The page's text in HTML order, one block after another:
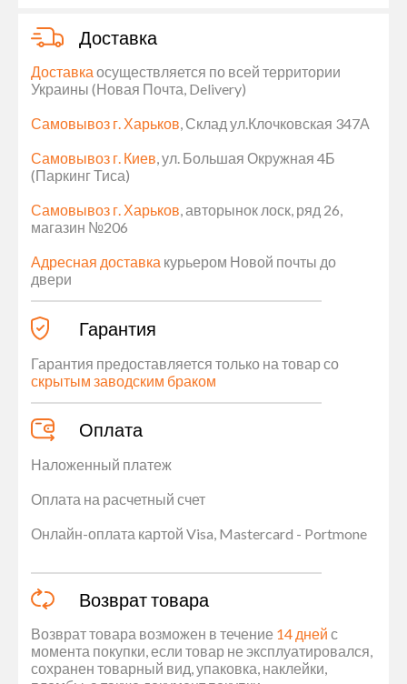
Доставка
Доставка осуществляется по всей территории
Украины (Новая Почта, Delivery)
Самовывоз г. Харьков, Склад ул.Клочковская 347А
Самовывоз г. Киев, ул. Большая Окружная 4Б
(Паркинг Тиса)
Самовывоз г. Харьков, авторынок лоск, ряд 26,
магазин №206
Адресная доставка курьером Новой почты до
двери
Гарантия
Гарантия предоставляется только на товар со
скрытым заводским браком
Оплата
Наложенный платеж
Оплата на расчетный счет
Онлайн-оплата картой Visa, Mastercard - Portmone
Возврат товара
Возврат товара возможен в течение 14 дней с
момента покупки, если товар не эксплуатировался,
сохранен товарный вид, упаковка, наклейки,